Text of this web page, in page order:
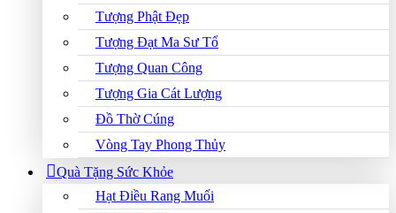
Tượng Phật Đẹp
Tượng Đạt Ma Sư Tổ
Tượng Quan Công
Tượng Gia Cát Lượng
Đồ Thờ Cúng
Vòng Tay Phong Thủy
Quà Tặng Sức Khỏe
Hạt Điều Rang Muối